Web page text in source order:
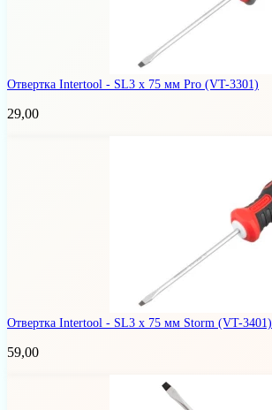
Отвертка Intertool - SL3 x 75 мм Pro (VT-3301)
29,00
Отвертка Intertool - SL3 x 75 мм Storm (VT-3401)
59,00